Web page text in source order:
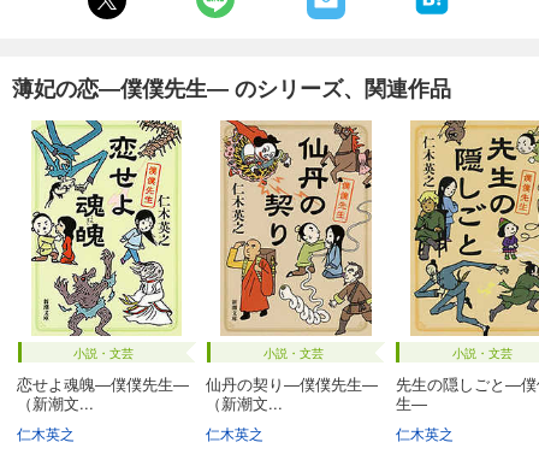
薄妃の恋―僕僕先生― のシリーズ、関連作品
小説・文芸
恋せよ魂魄―僕僕先生―
（新潮文...
仁木英之
小説・文芸
仙丹の契り―僕僕先生―
（新潮文...
仁木英之
小説・文芸
先生の隠しごと―
生―
仁木英之